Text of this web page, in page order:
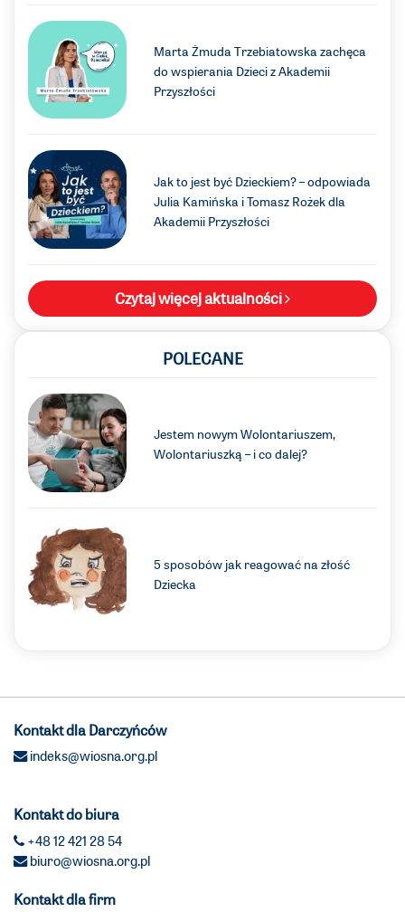
Marta Żmuda Trzebiatowska zachęca
do wspierania Dzieci z Akademii
Przyszłości
Jak to jest być Dzieckiem? – odpowiada
Julia Kamińska i Tomasz Rożek dla
Akademii Przyszłości
Czytaj więcej aktualności
POLECANE
Jestem nowym Wolontariuszem,
Wolontariuszką – i co dalej?
5 sposobów jak reagować na złość
Dziecka
Kontakt dla Darczyńców
indeks@wiosna.org.pl
Kontakt do biura
+48 12 421 28 54
biuro@wiosna.org.pl
Kontakt dla firm